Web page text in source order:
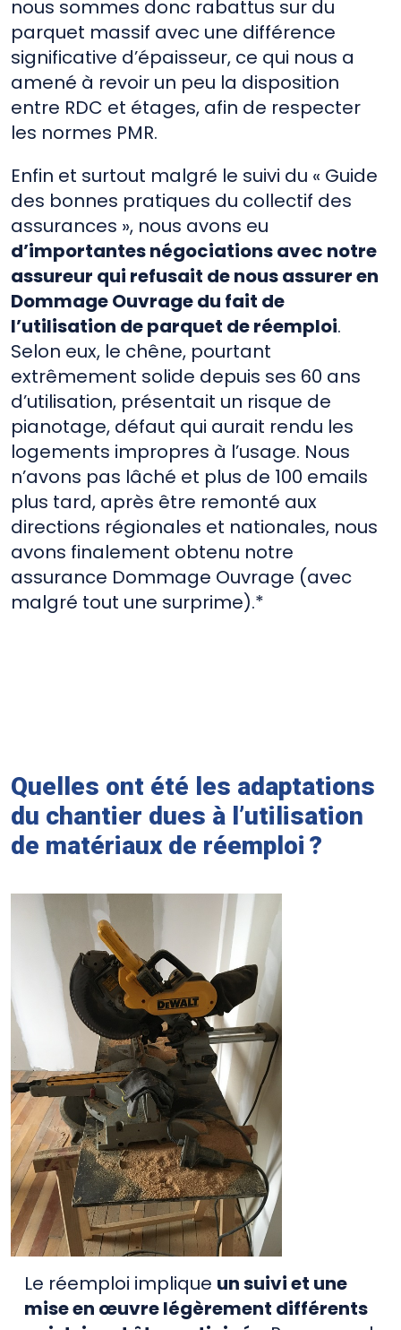
nous sommes donc rabattus sur du
parquet massif avec une différence
significative d’épaisseur, ce qui nous a
amené à revoir un peu la disposition
entre RDC et étages, afin de respecter
les normes PMR.
Enfin et surtout malgré le suivi du « Guide
des bonnes pratiques du collectif des
assurances », nous avons eu
d’importantes négociations avec notre
assureur qui refusait de nous assurer en
Dommage Ouvrage du fait de
l’utilisation de parquet de réemploi.
Selon eux, le chêne, pourtant
extrêmement solide depuis ses 60 ans
d’utilisation, présentait un risque de
pianotage, défaut qui aurait rendu les
logements impropres à l’usage. Nous
n’avons pas lâché et plus de 100 emails
plus tard, après être remonté aux
directions régionales et nationales, nous
avons finalement obtenu notre
assurance Dommage Ouvrage (avec
malgré tout une surprime).*
Quelles ont été les adaptations
du chantier dues à l’utilisation
de matériaux de réemploi ?
Le réemploi implique un suivi et une
mise en œuvre légèrement différents